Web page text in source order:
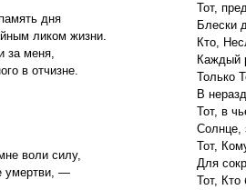
дня
ликом жизни.
за меня,
в отчизне.
воли силу,
умертви, —
Тот,
Блески
Кто,
Каждый
Только
В
Тот, в
Солнце,
Тот,
Для
Тот, Кто